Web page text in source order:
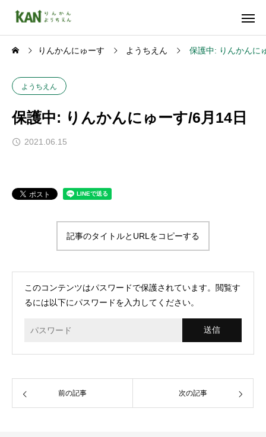
りんかんにゅーす ようちえん 保護中: りんかんに
ようちえん
保護中: りんかんにゅーす/6月14日
2021.06.15
記事のタイトルとURLをコピーする
このコンテンツはパスワードで保護されています。閲覧す
るには以下にパスワードを入力してください。
前の記事 次の記事